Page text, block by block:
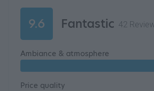
9.6 Fantastic 42
Ambiance & atmosphere
Price quality